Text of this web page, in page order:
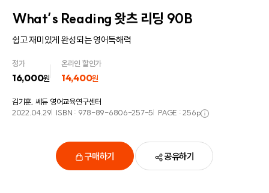
What’s Reading 왓츠 리딩 90B
쉽고 재미있게 완성되는 영어독해력
정가
16,000원
온라인 할인가
14,400원
김기훈, 쎄듀 영어교육연구센터
2022.04.29 ISBN : 978-89-6806-257-5 PAGE :256p
구매하기 공유하기